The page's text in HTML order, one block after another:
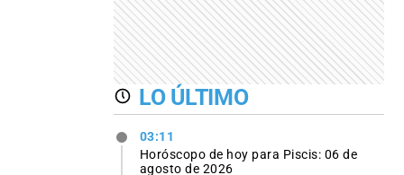
LO ÚLTIMO
03:11
Horóscopo de hoy para Piscis: 06 de
agosto de 2026